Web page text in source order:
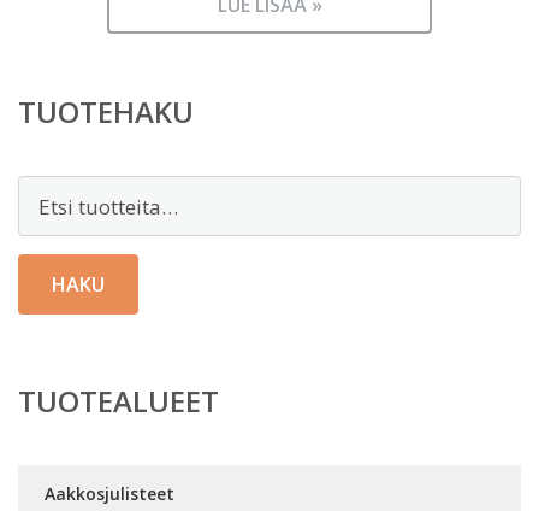
TUOTEHAKU
HAKU
TUOTEALUEET
Aakkosjulisteet